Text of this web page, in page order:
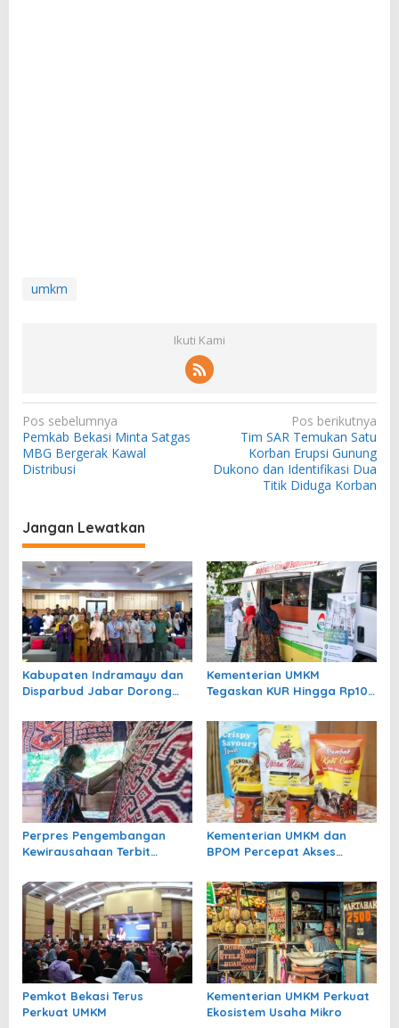
umkm
Ikuti Kami
N
a
v
g
a
s
i
p
o
s
Pos sebelumnya
Pemkab Bekasi Minta Satgas
MBG Bergerak Kawal
Distribusi
Pos berikutnya
Tim SAR Temukan Satu
Korban Erupsi Gunung
Dukono dan Identifikasi Dua
Titik Diduga Korban
Jangan Lewatkan
Kabupaten Indramayu dan
Disparbud Jabar Dorong
Lewat Karya Kreatif
Kementerian UMKM
Tegaskan KUR Hingga Rp100
Tambahan
Perpres Pengembangan
Kewirausahaan Terbit
Wirausaha di Indonesia
Kementerian UMKM dan
BPOM Percepat Akses
Olahan
Pemkot Bekasi Terus
Perkuat UMKM
Kementerian UMKM Perkuat
Ekosistem Usaha Mikro